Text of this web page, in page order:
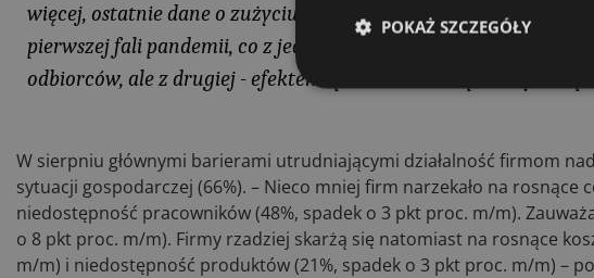
więcej, ostatnie dane o zużyciu energii elektrycznej w czerwcu
pierwszej fali pandemii, co z jednej strony jest efektem
odbiorców, ale z drugiej - efektem spowolnienia w przemyśle –
W sierpniu głównymi barierami utrudniającymi działalność firmom
sytuacji gospodarczej (66%). – Nieco mniej firm narzekało na
niedostępność pracowników (48%, spadek o 3 pkt proc. m/m).
o 8 pkt proc. m/m). Firmy rzadziej skarżą się natomiast na rosnące
m/m) i niedostępność produktów (21%, spadek o 3 pkt proc. m/m) –
POKAŻ SZCZEGÓŁY